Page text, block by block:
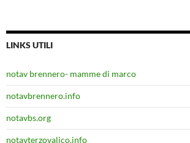
LINKS UTILI
notav brennero- mamme di marco
notavbrennero.info
notavbs.org
notavterzovalico.info